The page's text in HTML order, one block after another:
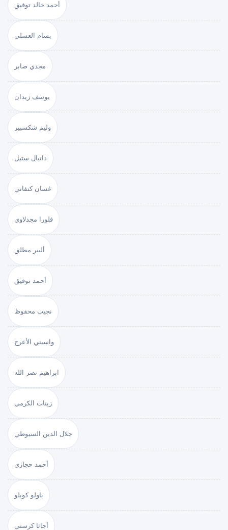
أحمد خالد توفيق
بسام العسلي
مجدي صابر
يوسف زيدان
وليم شكسبير
دانيال ستيل
غسان كنفاني
فلورا مجدلاوي
ألبير مطلق
أحمد توفيق
نجيب محفوظ
واسيني الأعرج
ابراهيم نصر الله
زينات الكرمي
جلال الدين السيوطي
أحمد حجازي
باولو كويلو
أجاثا كرستي